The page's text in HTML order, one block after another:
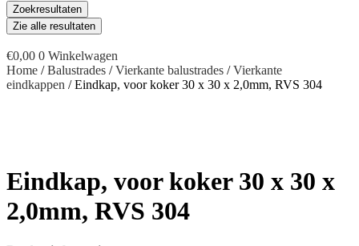
Zoekresultaten
Zie alle resultaten
€0,00 0 Winkelwagen
Home /Balustrades /Vierkante balustrades /Vierkante
eindkappen / Eindkap, voor koker 30 x 30 x 2,0mm, RVS 304
Eindkap, voor koker 30 x 30 x
2,0mm, RVS 304